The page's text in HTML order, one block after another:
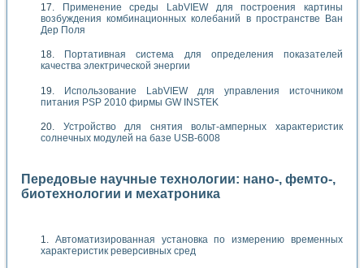
Применение среды LabVIEW для построения картины
возбуждения комбинационных колебаний в пространстве Ван
Дер Поля
Портативная система для определения показателей
качества электрической энергии
Использование LabVIEW для управления источником
питания PSP 2010 фирмы GW INSTEK
Устройство для снятия вольт-амперных характеристик
солнечных модулей на базе USB-6008
Передовые научные технологии: нано-, фемто-,
биотехнологии и мехатроника
Автоматизированная установка по измерению временных
характеристик реверсивных сред